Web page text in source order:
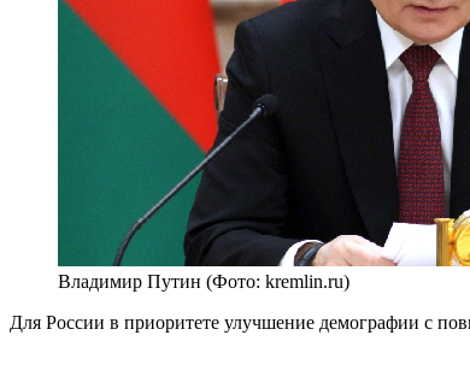
Владимир Путин (Фото: kremlin.ru)
Для России в приоритете улучшение демографии с